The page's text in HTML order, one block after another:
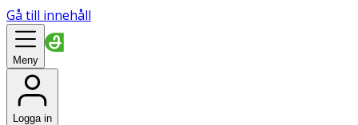
Gå till innehåll
Meny
Logga in